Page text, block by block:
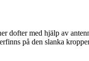
dofter med hjälp av
på den slanka